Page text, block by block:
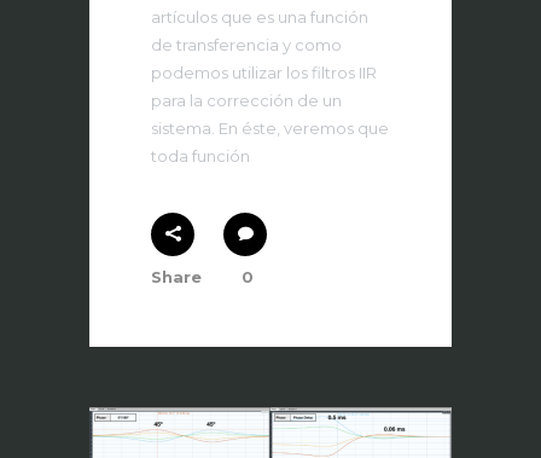
artículos que es una función
de transferencia y como
podemos utilizar los filtros IIR
para la corrección de un
sistema. En éste, veremos que
toda función
Share 0